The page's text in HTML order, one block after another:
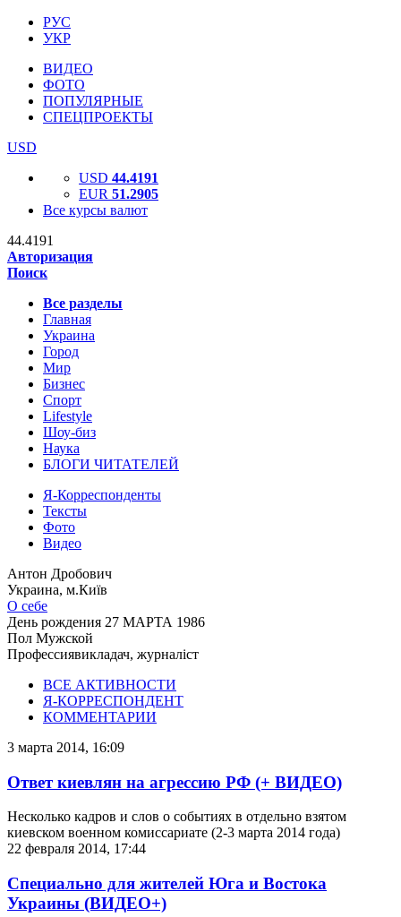
РУС
УКР
ВИДЕО
ФОТО
ПОПУЛЯРНЫЕ
СПЕЦПРОЕКТЫ
USD
USD 44.4191
EUR 51.2905
Все курсы валют
44.4191
Авторизация
Поиск
Все разделы
Главная
Украина
Город
Мир
Бизнес
Спорт
Lifestyle
Шоу-биз
Наука
БЛОГИ ЧИТАТЕЛЕЙ
Я-Корреспонденты
Тексты
Фото
Видео
Антон Дробович
Украина, м.Київ
О себе
День рождения 27 МАРТА 1986
Пол Мужской
Профессиявикладач, журналіст
ВСЕ АКТИВНОСТИ
Я-КОРРЕСПОНДЕНТ
КОММЕНТАРИИ
3 марта 2014, 16:09
Ответ киевлян на агрессию РФ (+ ВИДЕО)
Несколько кадров и слов о событиях в отдельно взятом
киевском военном комиссариате (2-3 марта 2014 года)
22 февраля 2014, 17:44
Специально для жителей Юга и Востока
Украины (ВИДЕО+)